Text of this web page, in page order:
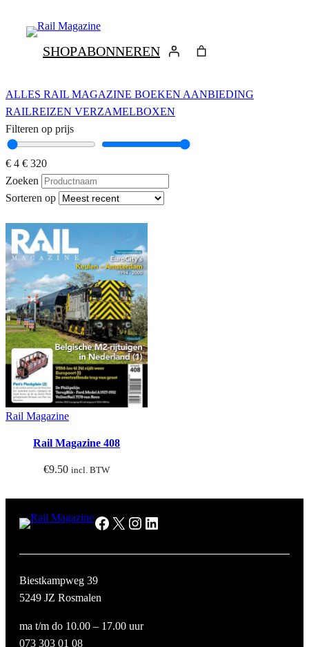
SHOPABONNEREN
ALLES RAIL MAGAZINE BOEKEN AANBIEDING
RAILREIZEN VERZAMELBOXEN
Filteren op prijs
€ 4 € 320
Zoeken
Sorteren op
Rail Magazine
Rail Magazine 408
€9.50 incl. BTW
Facebook X Instagram LinkedIn
Biestkampweg 39
5249 JZ Rosmalen
ma t/m do 10.00 – 17.00 uur
073 303 01 08